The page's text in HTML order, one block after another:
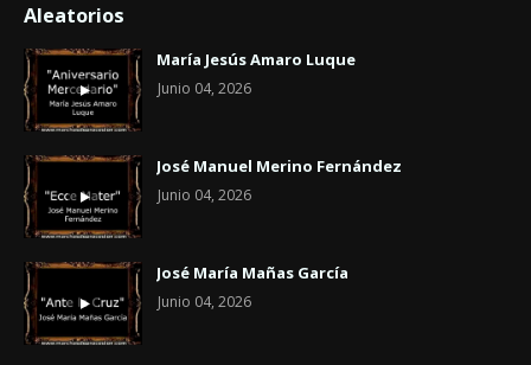
Aleatorios
María Jesús Amaro Luque
Junio 04, 2026
José Manuel Merino Fernández
Junio 04, 2026
José María Mañas García
Junio 04, 2026